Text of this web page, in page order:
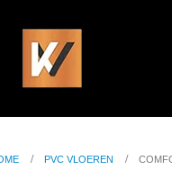
PVC VLOEREN
PVC VLOEREN